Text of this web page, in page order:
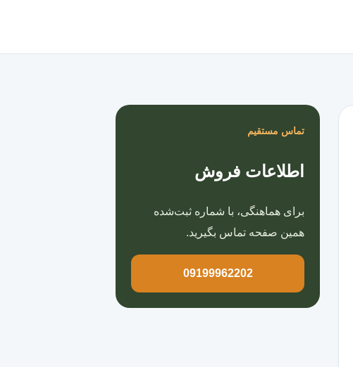
تماس مستقیم
اطلاعات فروش
برای هماهنگی، با شماره ثبت‌شده
همین صفحه تماس بگیرید.
09199962202